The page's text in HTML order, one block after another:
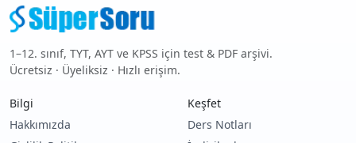
1–12. sınıf, TYT, AYT ve KPSS için test & PDF arşivi.
Ücretsiz · Üyeliksiz · Hızlı erişim.
Bilgi
Hakkımızda
Keşfet
Ders Notları